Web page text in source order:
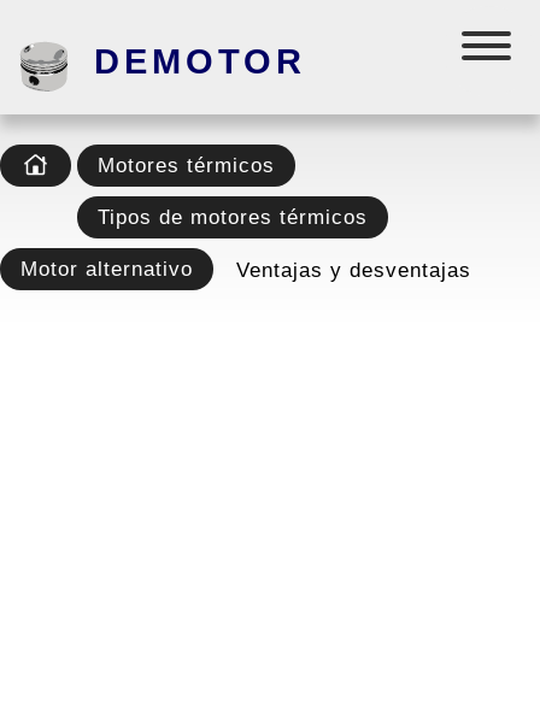
DEMOTOR
Motores térmicos
Tipos de motores térmicos
Motor alternativo Ventajas y desventajas